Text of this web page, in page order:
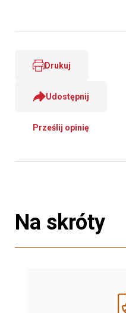
Drukuj
Udostępnij
Prześlij opinię
Na skróty